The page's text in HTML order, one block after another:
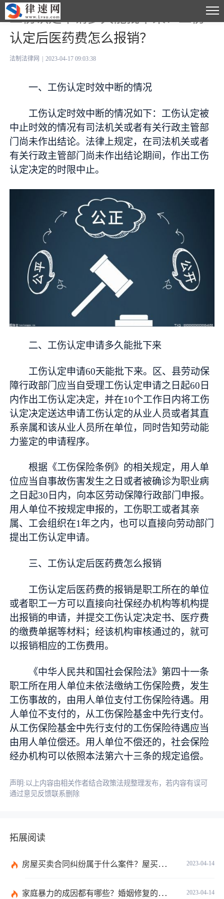
工伤认定申请多久能批下来？工伤
认定后医药费怎么报销？
法制法律网 2023-04-17 09:03:38
一、工伤认定时效中断的情况
工伤认定时效中断的情况如下：工伤认定被
中止时效的情况有司法机关或者有关行政主管部
门尚未作出结论。法律上规定，在司法机关或者
有关行政主管部门尚未作出结论期间，作出工伤
认定决定的时限中止。
二、工伤认定申请多久能批下来
工伤认定申请60天能批下来。区、县劳动保
障行政部门应当自受理工伤认定申请之日起60日
内作出工伤认定决定，并在10个工作日内将工伤
认定决定送达申请工伤认定的从业人员或者其直
系亲属和该从业人员所在单位，同时告知劳动能
力鉴定的申请程序。
根据《工伤保险条例》的相关规定，用人单
位应当自事故伤害发生之日或者被确诊为职业病
之日起30日内，向本区劳动保障行政部门申报。
用人单位不按规定申报的，工伤职工或者其亲
属、工会组织在1年之内，也可以直接向劳动部门
提出工伤认定申请。
三、工伤认定后医药费怎么报销
工伤认定后医药费的报销是职工所在的单位
或者职工一方可以直接向社保经办机构等机构提
出报销的申请，并提交工伤认定决定书、医疗费
的缴费单据等材料；经该机构审核通过的，就可
以报销相应的工伤费用。
《中华人民共和国社会保险法》第四十一条
职工所在用人单位未依法缴纳工伤保险费，发生
工伤事故的，由用人单位支付工伤保险待遇。用
人单位不支付的，从工伤保险基金中先行支付。
从工伤保险基金中先行支付的工伤保险待遇应当
由用人单位偿还。用人单位不偿还的，社会保险
经办机构可以依照本法第六十三条的规定追偿。
声明:以上内容由相关作者结合政策法规整理发布，若内容有误可
通过意见反馈联系删除
拓展阅读
2023-04-14
房屋买卖合同纠纷属于什么案件？屋买卖合同违约怎么起诉？
2023-04-14
家庭暴力的成因都有哪些？婚姻修复的方法有哪些？